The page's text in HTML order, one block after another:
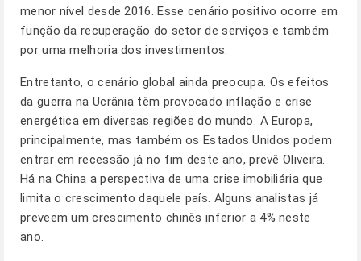
menor nível desde 2016. Esse cenário positivo ocorre em
função da recuperação do setor de serviços e também
por uma melhoria dos investimentos.
Entretanto, o cenário global ainda preocupa. Os efeitos
da guerra na Ucrânia têm provocado inflação e crise
energética em diversas regiões do mundo. A Europa,
principalmente, mas também os Estados Unidos podem
entrar em recessão já no fim deste ano, prevê Oliveira.
Há na China a perspectiva de uma crise imobiliária que
limita o crescimento daquele país. Alguns analistas já
preveem um crescimento chinês inferior a 4% neste
ano.